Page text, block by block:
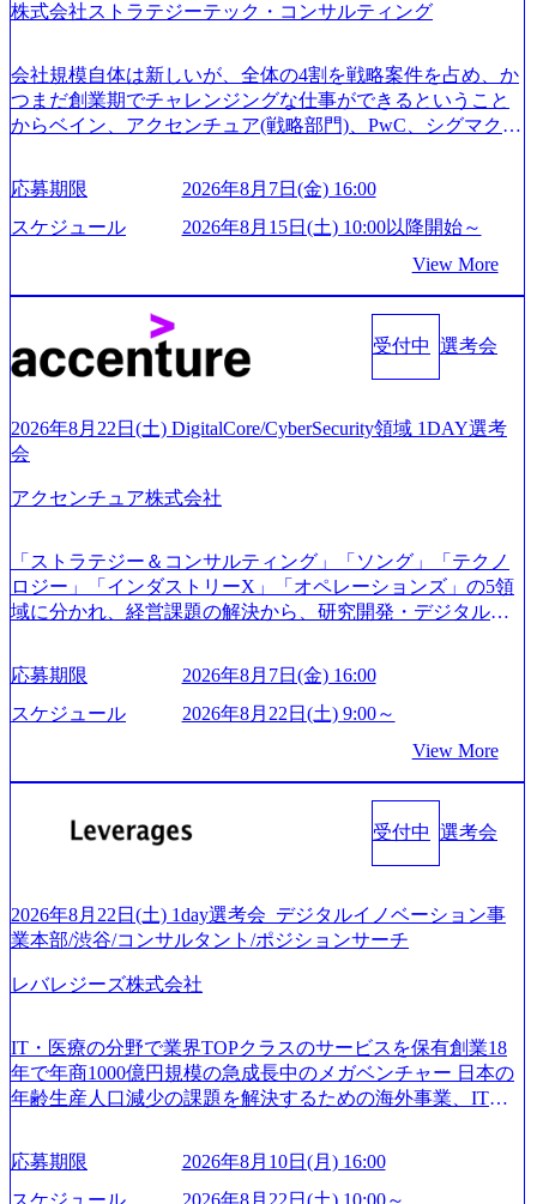
についてご連絡させていただきます。 ● 一日で最終面接ま
合、後日面接や面談のお時間をいただく場合がございます
● 面接、条件面談それぞれ最大1時間を想定しております ・
実施前日までに日程およびURLを共有させていただきます
・面接および条件面談ともに、どの時間開始となってもご
ますと幸いです ※1day選考会のご参加希望の方は、事前に
GAB試験を受検いただきます(受験期限は1day選考会実施日
の3日前まで)。 ※ただし、30代以上のコンサルファーム経
験3年以上の方はGAB受検免除、書類選考のみ。 書類選考
通過後に、GAB試験に合格している方へ1day選考会当日の
ご案内をさせていただきます。 急速なグローバル化により
既存事業では成長戦略を描く事が困難になった大手企業を
サポートするため、新規事業立案や既存事業のトランスフ
たします。 (1)既存または新規大手事業会社から依頼された
「経営戦略」等のコンサルティング支援を行います。クラ
イアントは各業界上位5社をターゲットとし、特にCXOクラ
スから「新規事業戦略」「既存事業のトランスフォーメー
略」案件をメインとしたコンサルティングを行います ＜プ
ロジェクト一部抜粋＞ ・海外事業(新規・既存)事業のビジ
ネスモデル検討支援 ・金融領域におけるAIを活用した事業
ィ領域における地域活性アプリ企画支援及び実行支援 ・ロ
業支援 ※その他新規事業や既存デジタルトランスフォーメ
ーションの案件が多数 ● コンサルタント プロジェクトにお
は、仮説検証からクライアント向け資料のドラフト作成、
プロジェクトにおける課題/リスク管理などを担当。 ● シニ
アコンサルタント プロジェクトメンバーとしてプロジェク
トの一領域を担う。主な作業としては、As-Is分析、仮説構
ィスカッションペ ーパーの作成などを担当。 ● 裁量権 弊社
は2019年11月に設立され、成長期といわれるフェーズにあ
ります。 事業・組織を拡大していく時期のため、メンバー
や組織がスケールしていく過程を体感できます。 また、希
参加できる環境です。 自ら案件を取り、プロジェクト体制
を作っていくことも可能です。 ● 事業会社機能にも携われ
る 弊社にはコンサルティング事業以外にもSaaSプロダク
ることも可能です。コンサルタントとしての経験を活かし
ながら自らプロダクト開発や自社の業務改善ができます。
(希望者のみとなります) ● BIG4・アクセンチュアをはじめ
株式会社ストラテジーテック・コンサルティング
会社規模自体は新しいが、全体の4割を戦略案件を占め、か
つまだ創業期でチャレンジングな仕事ができるということ
からベイン、アクセンチュア(戦略部門)、PwC、シグマクシ
が続々ジョインするピュアな戦略を伸ばす新興ファーム。
事業会社機能へ携われる可能性※SaaSプロダクト、地方創
生、メディアなど リモート比率99%、福岡や北海道在中者
業、通信業界に強みがあり、ヘルスケアな業界は広げてい
く予定 インセンティブ支給という他社にはない制度 ワンプ
ール制を敷く、柔軟な組織 2026年8月15日(土) 10:00以降開
始～ 2026年8月7日(金) 16:00 ※枠が限られておりますので、
ご応募いただいてもご対応できない可能性がございます ※
ご応募者様については、1dayではなく通常選考でのご案内
とさせていただきます ● 面接(1次・最終を一度の面接で実
てご連絡させていただきます。 ● 一日で最終面接まで完了
日面接や面談のお時間をいただく場合がございます ● 面
接、条件面談それぞれ最大1時間を想定しております ・実施
前日までに日程およびURLを共有させていただきます ・面
接および条件面談ともに、どの時間開始となってもご対応
と幸いです ※1day選考会のご参加希望の方は、事前にGAB
試験を受検いただきます(受験期限は1day選考会実施日の3日
前まで)。 ※ただし、30代以上のコンサルファーム経験3年
以上の方はGAB受検免除、書類選考のみ。 書類選考通過後
に、GAB試験に合格している方へ1day選考会当日のご案内
をさせていただきます。 急速なグローバル化により既存事
業では成長戦略を描く事が困難になった大手企業をサポー
す。 (1)既存または新規大手事業会社から依頼された「経営
戦略」等のコンサルティング支援を行います。クライアン
トは各業界上位5社をターゲットとし、特にCXOクラスから
「新規事業戦略」「既存事業のトランスフォーメーショ
案件をメインとしたコンサルティングを行います ＜プロジ
ェクト一部抜粋＞ ・海外事業(新規・既存)事業のビジネス
モデル検討支援 ・金融領域におけるAIを活用した事業戦略
域における地域活性アプリ企画支援及び実行支援 ・ロボテ
応募期限
2026年8月7日(金) 16:00
スケジュール
2026年8月15日(土) 10:00以降開始～
View More
受付中 選考会
2026年8月22日(土) DigitalCore/CyberSecurity領域 1DAY選考
会
アクセンチュア株式会社
「ストラテジー＆コンサルティング」「ソング」「テクノ
ロジー」「インダストリーX」「オペレーションズ」の5領
域に分かれ、経営課題の解決から、研究開発・デジタル・
グ領域からその実行的側面であるITサービスの提供まで一
貫して支援する総合系・IT系ファームである あらゆる産業
において非常に良質な顧客基盤を築いており、Fortune Globa
手掛けたプロジェクトは「ファーストリテイリングにおけ
るグローバル化」「資生堂グループのDX化支援」「ヴィヴ
ンサルティング活動のみならず、2021年にはKDDIと合弁会
社「ARISE analytics」を設立し、人工知能とデータアナリテ
ジタル人材育成の支援も盛んに行う 採用資料 (https://www.ac
centure.com/content/dam/accenture/final/accenture-com/document-
いて (https://www.accenture.com/content/dam/accenture/final/caree
のキャリアブログ (https://www.accenture.com/jp-ja/blogs/japan-
careers-blog) 江川社長が語る「105点経営」 (https://business.ni
kkei.com/atcl/gen/19/00604/021600008/) 規模拡大で成功する理
由【コンサル業界俯瞰マップ】 (https://diamond.jp/articles/-/34
材が集結するワケ (https://markezine.jp/article/detail/45446) エン
ジニアからコンサルタントへ。会社に入って、何が変わっ
応募期限
2026年8月7日(金) 16:00
スケジュール
2026年8月22日(土) 9:00～
View More
受付中 選考会
2026年8月22日(土) 1day選考会_デジタルイノベーション事
業本部/渋谷/コンサルタント/ポジションサーチ
レバレジーズ株式会社
IT・医療の分野で業界TOPクラスのサービスを保有創業18
年で年商1000億円規模の急成長中のメガベンチャー 日本の
年齢生産人口減少の課題を解決するための海外事業、IT事
以上の事業を展開する オールインハウスの組織体制をとっ
ており社内で新しい事業開発などの人員調達できる 独立資
本経営をとっており、事業創造の自由度が高い https://storag
応募期限
2026年8月10日(月) 16:00
スケジュール
2026年8月22日(土) 10:00～